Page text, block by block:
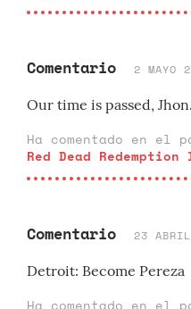
Comentario 2 MAYO
Our time is passed, Jhon.
Ha comentado en el
Red Dead
Comentario 23
Detroit: Become Pereza
Ha comentado en el